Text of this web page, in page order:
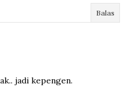
Balas
jadi kepengen.